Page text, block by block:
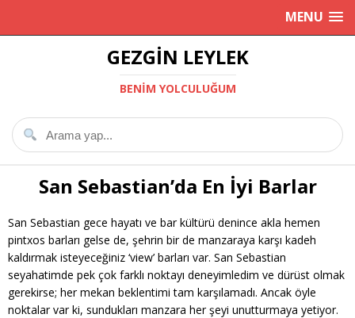
MENU
GEZGIN LEYLEK
BENIM YOLCULUĞUM
San Sebastian’da En İyi Barlar
San Sebastian gece hayatı ve bar kültürü denince akla hemen
pintxos barları gelse de, şehrin bir de manzaraya karşı kadeh
kaldırmak isteyeceğiniz ‘view’ barları var. San Sebastian
seyahatimde pek çok farklı noktayı deneyimledim ve dürüst olmak
gerekirse; her mekan beklentimi tam karşılamadı. Ancak öyle
noktalar var ki, sundukları manzara her şeyi unutturmaya yetiyor.